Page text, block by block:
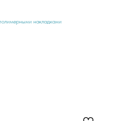
накладками